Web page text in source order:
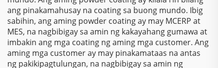
ang pinakamahusay na coating sa buong mundo. Ibig
sabihin, ang aming powder coating ay may MCERP at
MES, na nagbibigay sa amin ng kakayahang gumawa at
imbakin ang mga coating ng aming mga customer. Ang
aming mga customer ay may pinakamataas na antas
ng pakikipagtulungan, na nagbibigay sa amin ng